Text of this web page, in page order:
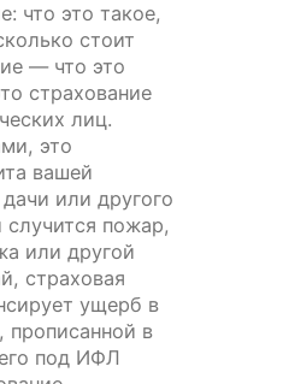
что это такое,
стоит
— что это
страхование
лиц.
это
вашей
или другого
пожар,
или другой
страховая
ущерб в
прописанной в
под ИФЛ